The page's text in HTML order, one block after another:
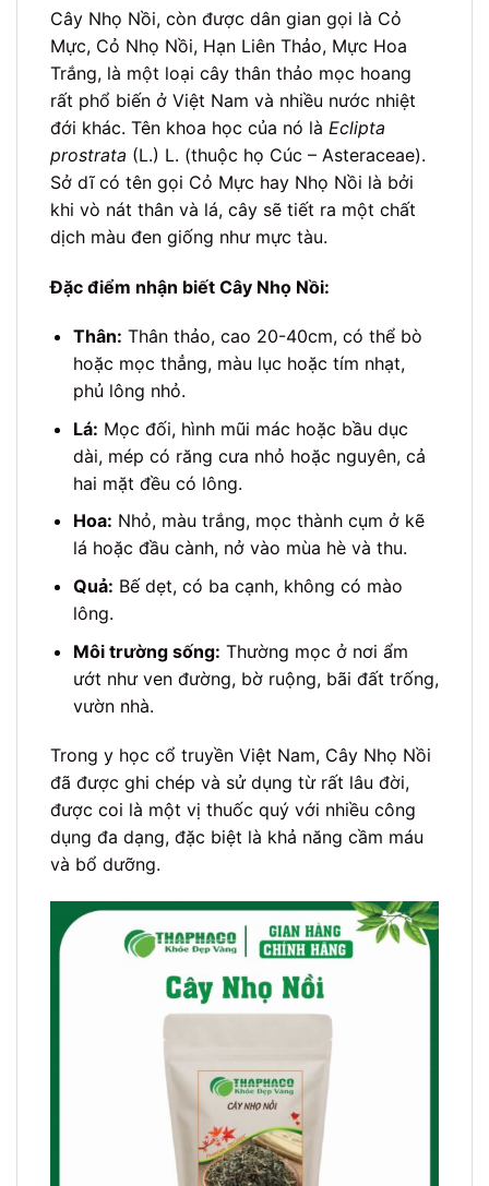
Cây Nhọ Nồi, còn được dân gian gọi là Cỏ
Mực, Cỏ Nhọ Nồi, Hạn Liên Thảo, Mực Hoa
Trắng, là một loại cây thân thảo mọc hoang
rất phổ biến ở Việt Nam và nhiều nước nhiệt
đới khác. Tên khoa học của nó là Eclipta
prostrata (L.) L. (thuộc họ Cúc – Asteraceae).
Sở dĩ có tên gọi Cỏ Mực hay Nhọ Nồi là bởi
khi vò nát thân và lá, cây sẽ tiết ra một chất
dịch màu đen giống như mực tàu.
Đặc điểm nhận biết Cây Nhọ Nồi:
Thân: Thân thảo, cao 20-40cm, có thể bò
hoặc mọc thẳng, màu lục hoặc tím nhạt,
phủ lông nhỏ.
Lá: Mọc đối, hình mũi mác hoặc bầu dục
dài, mép có răng cưa nhỏ hoặc nguyên, cả
hai mặt đều có lông.
Hoa: Nhỏ, màu trắng, mọc thành cụm ở kẽ
lá hoặc đầu cành, nở vào mùa hè và thu.
Quả: Bế dẹt, có ba cạnh, không có mào
lông.
Môi trường sống: Thường mọc ở nơi ẩm
ướt như ven đường, bờ ruộng, bãi đất trống,
vườn nhà.
Trong y học cổ truyền Việt Nam, Cây Nhọ Nồi
đã được ghi chép và sử dụng từ rất lâu đời,
được coi là một vị thuốc quý với nhiều công
dụng đa dạng, đặc biệt là khả năng cầm máu
và bổ dưỡng.